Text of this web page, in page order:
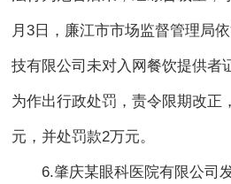
月3日，廉江市市场监督管理局
技有限公司未对入网餐饮提供者
为作出行政处罚，责令限期改正
元，并处罚款2万元。
6.肇庆某眼科医院有限公司